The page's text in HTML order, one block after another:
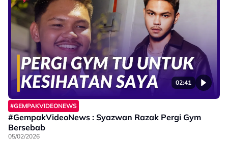
02:41
#GEMPAKVIDEONEWS
#GempakVideoNews : Syazwan Razak Pergi Gym
Bersebab
05/02/2026